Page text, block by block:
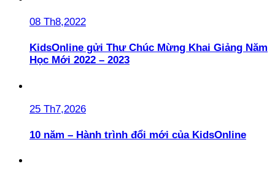
08 Th8,2022
KidsOnline gửi Thư Chúc Mừng Khai Giảng Năm
Học Mới 2022 – 2023
25 Th7,2026
10 năm – Hành trình đổi mới của KidsOnline